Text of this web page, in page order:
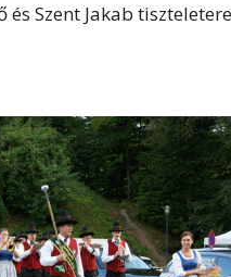
Szent Jakab